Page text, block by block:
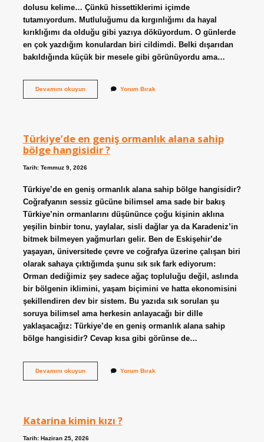
dolusu kelime… Çünkü hissettiklerimi içimde
tutamıyordum. Mutluluğumu da kırgınlığımı da hayal
kırıklığımı da olduğu gibi yazıya döküyordum. O günlerde
en çok yazdığım konulardan biri cildimdi. Belki dışarıdan
bakıldığında küçük bir mesele gibi görünüyordu ama…
Devamını okuyunSu
bazlı
?
Yorum Bırak
Türkiye’de en geniş ormanlık alana sahip
bölge hangisidir ?
Tarih: Temmuz 9, 2026
Türkiye’de en geniş ormanlık alana sahip bölge hangisidir?
Coğrafyanın sessiz gücüne bilimsel ama sade bir bakış
Türkiye’nin ormanlarını düşününce çoğu kişinin aklına
yeşilin binbir tonu, yaylalar, sisli dağlar ya da Karadeniz’in
bitmek bilmeyen yağmurları gelir. Ben de Eskişehir’de
yaşayan, üniversitede çevre ve coğrafya üzerine çalışan biri
olarak sahaya çıktığımda şunu sık sık fark ediyorum:
Orman dediğimiz şey sadece ağaç topluluğu değil, aslında
bir bölgenin iklimini, yaşam biçimini ve hatta ekonomisini
şekillendiren dev bir sistem. Bu yazıda sık sorulan şu
soruya bilimsel ama herkesin anlayacağı bir dille
yaklaşacağız: Türkiye’de en geniş ormanlık alana sahip
bölge hangisidir? Cevap kısa gibi görünse de…
Devamını okuyunTürkiye’de
bölge
?
Yorum Bırak
Katarina kimin kızı ?
Tarih: Haziran 25, 2026